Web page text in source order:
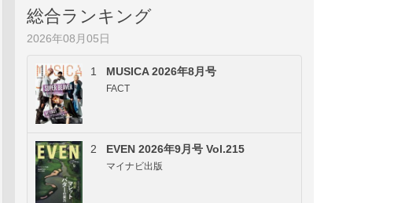
総合ランキング
2026年08月05日
1 MUSICA 2026年8月号
FACT
2 EVEN 2026年9月号 Vol.215
マイナビ出版